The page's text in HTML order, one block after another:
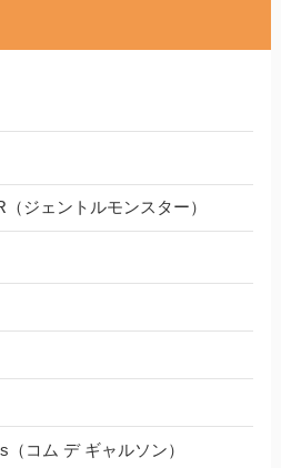
ジェントルモンスター）
コム デ ギャルソン）